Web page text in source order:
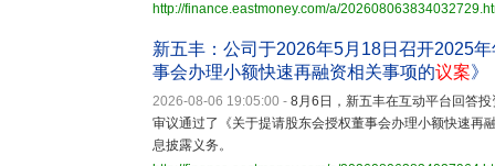
http://finance.eastmoney.com/a/
新五丰：公司于2026年5月18日召开2025
事会办理小额快速再融资相关事项的议案》
2026-08-06 19:05:00 - 8月6日，新五丰在互动平台回答
审议通过了《关于提请股东会授权董事会办理小额快速再
息披露义务。